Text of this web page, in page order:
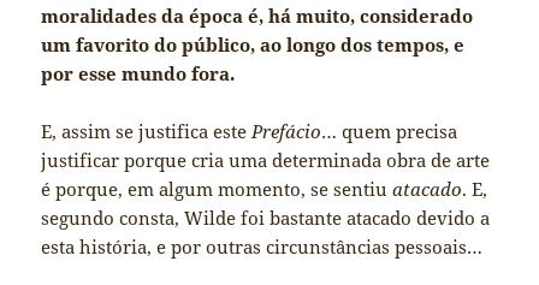
moralidades da época é, há muito, considerado
um favorito do público, ao longo dos tempos, e
por esse mundo fora.
E, assim se justifica este Prefácio… quem precisa
justificar porque cria uma determinada obra de arte
é porque, em algum momento, se sentiuatacado. E,
segundo consta, Wilde foi bastante atacado devido a
esta história, e por outras circunstâncias pessoais…